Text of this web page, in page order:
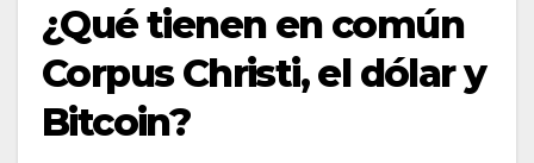
¿Qué tienen en común
Corpus Christi, el dólar y
Bitcoin?